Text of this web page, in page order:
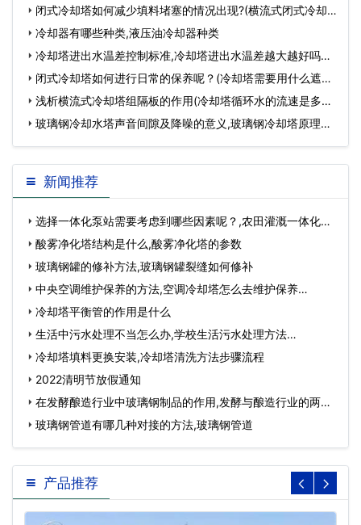
闭式冷却塔如何减少填料堵塞的情况出现?(横流式闭式冷却
塔)…
冷却器有哪些种类,液压油冷却器种类
冷却塔进出水温差控制标准,冷却塔进出水温差越大越好吗…
闭式冷却塔如何进行日常的保养呢？(冷却塔需要用什么遮挡)
… 浅析横流式冷却塔组隔板的作用(冷却塔循环水的流速是多少)
… 玻璃钢冷却水塔声音间隙及降噪的意义,玻璃钢冷却塔原理…
新闻推荐
选择一体化泵站需要考虑到哪些因素呢？,农田灌溉一体化泵
站…酸雾净化塔结构是什么,酸雾净化塔的参数
玻璃钢罐的修补方法,玻璃钢罐裂缝如何修补
中央空调维护保养的方法,空调冷却塔怎么去维护保养…
冷却塔平衡管的作用是什么
生活中污水处理不当怎么办,学校生活污水处理方法…
冷却塔填料更换安装,冷却塔清洗方法步骤流程
2022清明节放假通知
在发酵酿造行业中玻璃钢制品的作用,发酵与酿造行业的两个
缺点…
玻璃钢管道有哪几种对接的方法,玻璃钢管道
产品推荐